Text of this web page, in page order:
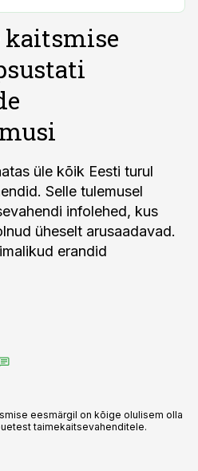
kaitsmise
üle kõik Eesti turul
Selle tulemusel
infolehed, kus
üheselt arusaadavad.
erandid
eesmärgil on kõige olulisem olla
taimekaitsevahenditele.